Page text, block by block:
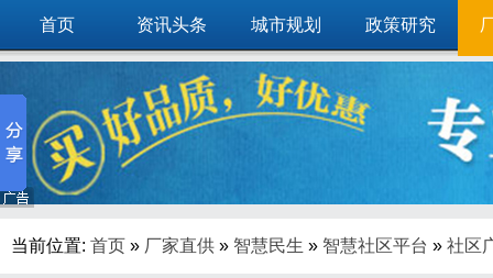
首页 资讯头条 城市规划 政策研究
智慧应用 商圈
当前位置: 首页 » 厂家直供 » 智慧民生 » 智慧社区平台 » 社区